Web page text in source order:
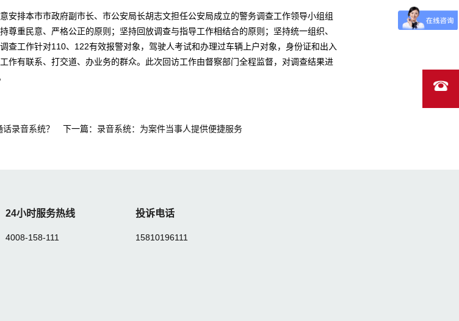
排本市市政府副市长、市公安局长胡志文担任公安局成立的警务调查工作领导小组组
重民意、严格公正的原则；坚持回放调查与指导工作相结合的原则；坚持统一组织、
查工作针对110、122有效报警对象，驾驶人考试和办理过车辆上户对象，身份证和出入
作有联系、打交道、办业务的群众。此次回访工作由督察部门全程监督，对调查结果进
录音系统？ 下一篇： 录音系统：为案件当事人提供便捷服务
24小时服务热线
4008-158-111
投诉电话
15810196111